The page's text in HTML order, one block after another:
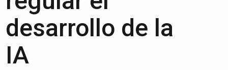
desarrollo de la
IA